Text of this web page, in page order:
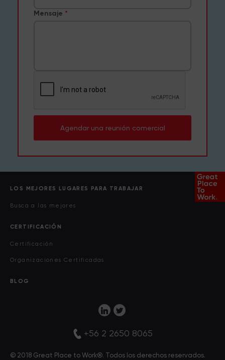
Mensaje
Agendar una reunión comercial
LOS MEJORES LUGARES PARA TRABAJAR
Busca a las mejores
CERTIFICACIÓN
Certificación
Organizaciones Certificadas
BLOG
+56 2 2650 8065
© 2018 Great Place to Work®. Todos los derechos reservados.